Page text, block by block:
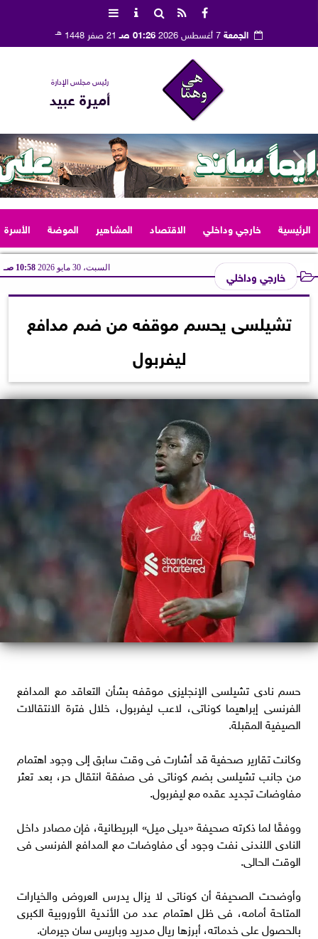
الجمعة 01:26 صـ 21 صفر 1448 هـ
رئيس مجلس الإدارة
أميرة عبيد
الرئيسية خارجي وداخلي الاقتصاد المشاهير الموضة الأسرة
خارجي وداخلي السبت، 30 مايو 2026 10:58 صـ
تشيلسى يحسم موقفه من ضم مدافع
ليفربول
حسم نادى تشيلسى الإنجليزى موقفه بشأن التعاقد مع المدافع
الفرنسى إبراهيما كوناتى، لاعب ليفربول، خلال فترة الانتقالات
الصيفية المقبلة.
وكانت تقارير صحفية قد أشارت فى وقت سابق إلى وجود اهتمام
من جانب تشيلسى بضم كوناتى فى صفقة انتقال حر، بعد تعثر
مفاوضات تجديد عقده مع ليفربول.
ووفقًا لما ذكرته صحيفة «ديلى ميل» البريطانية، فإن مصادر داخل
النادى اللندنى نفت وجود أى مفاوضات مع المدافع الفرنسى فى
الوقت الحالى.
وأوضحت الصحيفة أن كوناتى لا يزال يدرس العروض والخيارات
المتاحة أمامه، فى ظل اهتمام عدد من الأندية الأوروبية الكبرى
بالحصول على خدماته، أبرزها ريال مدريد وباريس سان جيرمان.